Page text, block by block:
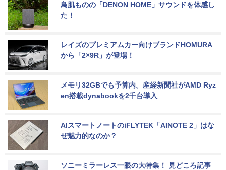
鳥肌ものの「DENON HOME」サウンドを体感し
た！
レイズのプレミアムカー向けブランドHOMURA
から「2×9R」が登場！
メモリ32GBでも予算内。産経新聞社がAMD Ryz
en搭載dynabookを2千台導入
AIスマートノートのiFLYTEK「AINOTE 2」はな
ぜ魅力的なのか？
ソニーミラーレス一眼の大特集！ 見どころ記事